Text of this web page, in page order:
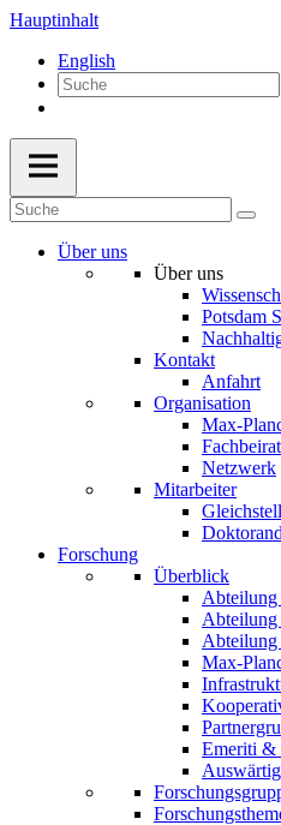
Hauptinhalt
English
Über uns
Über uns
Potsdam
Kontakt
Anfahrt
Organisation
Max-
Fachbeirat
Netzwerk
Mitarbeiter
Forschung
Überblick
Max-
Emeriti &